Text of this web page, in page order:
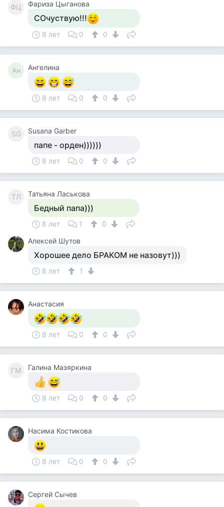
ФЦ Фариза Цыганова
СОчуствую!!!
8 лет 0 0
Ан Ангелина
8 лет 0 0
SG Susana Garber
папе - орден))))))
8 лет 0 0
ТЛ Татьяна Ласькова
Бедный папа)))
8 лет 1
0
Алексей Шутов
Хорошее дело БРАКОМ не назовут)))
8 лет 1
Анастасия
8 лет 0 0
ГМ Галина Мазяркина
8 лет 0 0
Насима Костикова
8 лет 0 0
Сергей Сычев